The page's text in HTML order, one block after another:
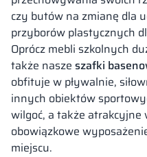
czy butów na zmianę dla
przyborów plastycznych
Oprócz mebli szkolnych
także nasze szafki
obfituje w pływalnie,
innych obiektów
wilgoć, a także
obowiązkowe
miejscu.